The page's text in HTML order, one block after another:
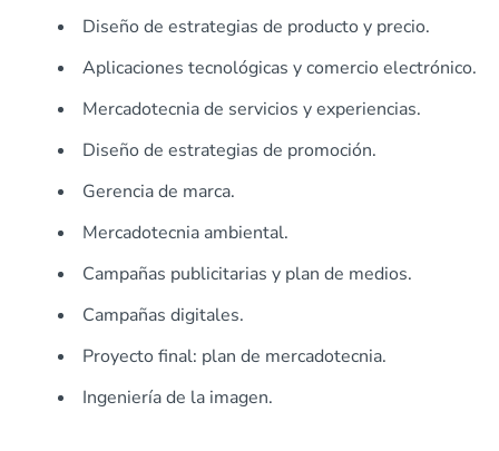
Diseño de estrategias de producto y precio.
Aplicaciones tecnológicas y comercio electrónico.
Mercadotecnia de servicios y experiencias.
Diseño de estrategias de promoción.
Gerencia de marca.
Mercadotecnia ambiental.
Campañas publicitarias y plan de medios.
Campañas digitales.
Proyecto final: plan de mercadotecnia.
Ingeniería de la imagen.